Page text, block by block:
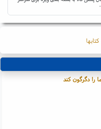
را دگرگون کند